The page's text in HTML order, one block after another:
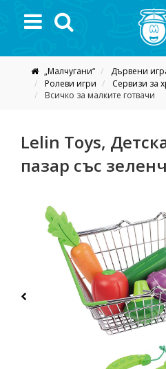
„Малчугани“ Дървени
Ролеви игри
Сервизи за
Всичко за малките готвачи
Lelin Toys,
пазар със